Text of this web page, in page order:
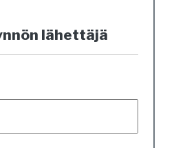
lähettäjä